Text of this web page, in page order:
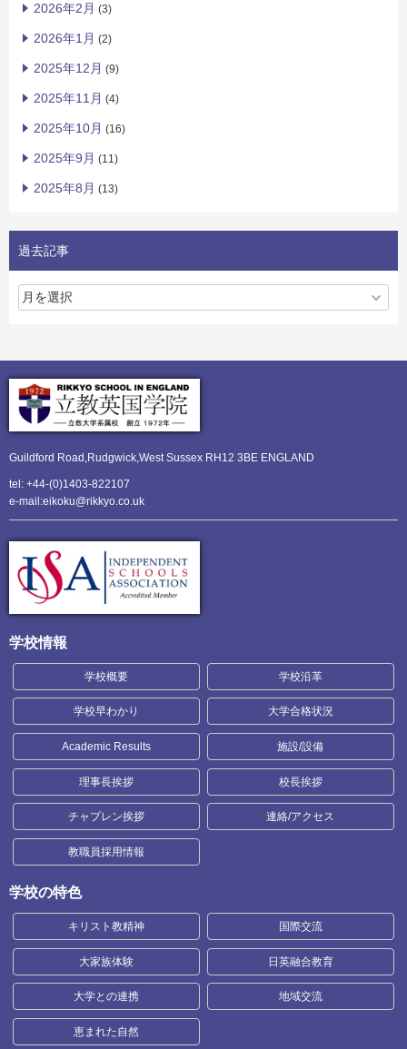
2026年2月 (3)
2026年1月 (2)
2025年12月 (9)
2025年11月 (4)
2025年10月 (16)
2025年9月 (11)
2025年8月 (13)
過去記事
Guildford Road,Rudgwick,West Sussex RH12 3BE ENGLAND
tel: +44-(0)1403-822107
e-mail:eikoku@rikkyo.co.uk
学校情報
学校概要 学校沿革
学校早わかり 大学合格状況
Academic Results 施設/設備
理事長挨拶 校長挨拶
チャプレン挨拶 連絡/アクセス
教職員採用情報
学校の特色
キリスト教精神 国際交流
大家族体験 日英融合教育
大学との連携 地域交流
恵まれた自然